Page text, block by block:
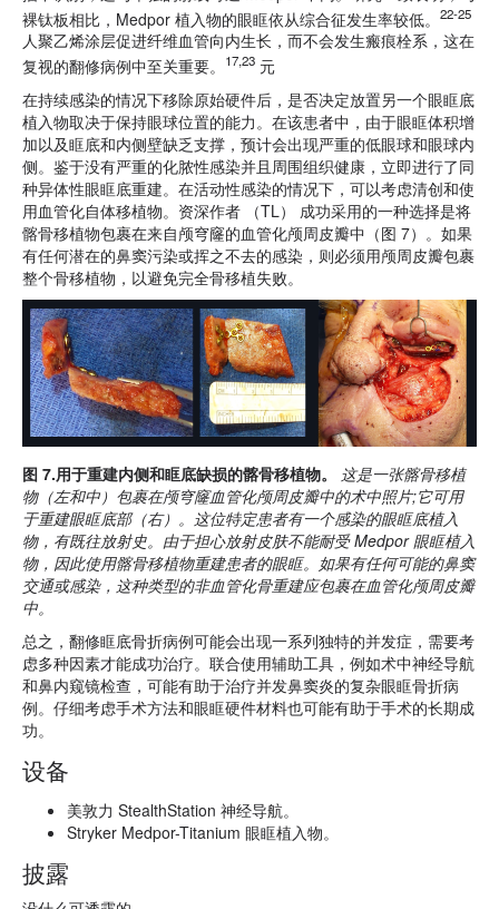
裸钛板相比，Medpor 植入物的眼眶依从综合征发生率较低。
22-25
人聚乙烯涂层促进纤维血管向内生长，而不会发生瘢痕栓系，这在
复视的翻修病例中至关重要。
17,23 元
在持续感染的情况下移除原始硬件后，是否决定放置另一个眼眶底
植入物取决于保持眼球位置的能力。在该患者中，由于眼眶体积增
加以及眶底和内侧壁缺乏支撑，预计会出现严重的低眼球和眼球内
侧。鉴于没有严重的化脓性感染并且周围组织健康，立即进行了同
种异体性眼眶底重建。在活动性感染的情况下，可以考虑清创和使
用血管化自体移植物。资深作者 （TL） 成功采用的一种选择是将
髂骨移植物包裹在来自颅穹窿的血管化颅周皮瓣中（图 7）。如果
有任何潜在的鼻窦污染或挥之不去的感染，则必须用颅周皮瓣包裹
整个骨移植物，以避免完全骨移植失败。
图 7.用于重建内侧和眶底缺损的髂骨移植物。 这是一张髂骨移植
物（左和中）包裹在颅穹窿血管化颅周皮瓣中的术中照片;它可用
于重建眼眶底部（右）。这位特定患者有一个感染的眼眶底植入
物，有既往放射史。由于担心放射皮肤不能耐受 Medpor 眼眶植入
物，因此使用髂骨移植物重建患者的眼眶。如果有任何可能的鼻窦
交通或感染，这种类型的非血管化骨重建应包裹在血管化颅周皮瓣
中。
总之，翻修眶底骨折病例可能会出现一系列独特的并发症，需要考
虑多种因素才能成功治疗。联合使用辅助工具，例如术中神经导航
和鼻内窥镜检查，可能有助于治疗并发鼻窦炎的复杂眼眶骨折病
例。仔细考虑手术方法和眼眶硬件材料也可能有助于手术的长期成
功。
设备
美敦力 StealthStation 神经导航。
Stryker Medpor-Titanium 眼眶植入物。
披露